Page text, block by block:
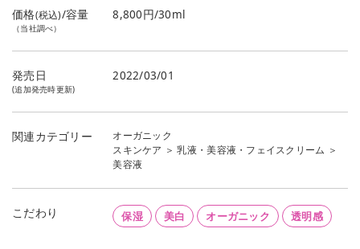
価格(税込)/容量
（当社調べ）
8,800円/30ml
発売日
(追加発売時更新)
2022/03/01
関連カテゴリー
オーガニック
スキンケア ＞乳液・美容液・フェイスクリーム ＞
美容液
こだわり 保湿 美白 オーガニック 透明感